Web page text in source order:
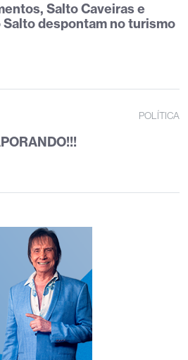
Salto Caveiras e
Salto despontam no turismo
POLÍTICA